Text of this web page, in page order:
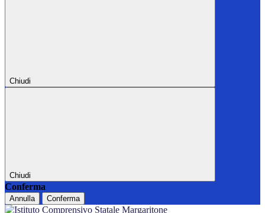
Chiudi
Chiudi
Conferma
Annulla Conferma